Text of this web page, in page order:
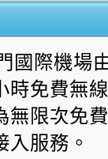
國際機場
時免費無
無限次免
入服務。